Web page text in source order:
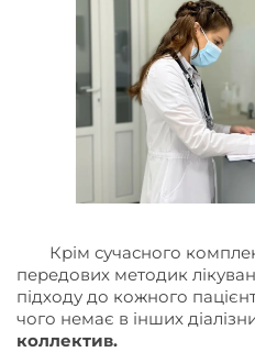
Крім сучасного
передових методик
підходу до кожного
чого немає в інших
коллектив.